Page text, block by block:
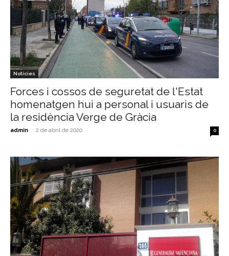
Notícies
Forces i cossos de seguretat de l'Estat
homenatgen hui a personal i usuaris de
la residència Verge de Gràcia
admin - 2 de abril de 2020 0